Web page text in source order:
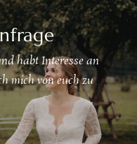
habt Interesse an
mich von euch zu